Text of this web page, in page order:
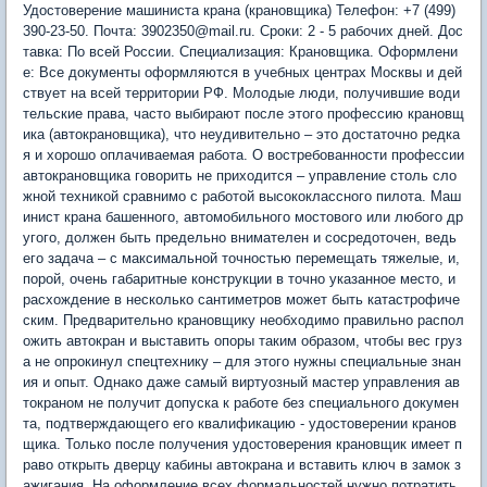
Удостоверение машиниста крана (крановщика) Телефон: +7 (499)
390-23-50. Почта: 3902350@mail.ru. Сроки: 2 - 5 рабочих дней. Дос
тавка: По всей России. Специализация: Крановщика. Оформлени
е: Все документы оформляются в учебных центрах Москвы и дей
ствует на всей территории РФ. Молодые люди, получившие води
тельские права, часто выбирают после этого профессию крановщ
ика (автокрановщика), что неудивительно – это достаточно редка
я и хорошо оплачиваемая работа. О востребованности профессии
автокрановщика говорить не приходится – управление столь сло
жной техникой сравнимо с работой высококлассного пилота. Маш
инист крана башенного, автомобильного мостового или любого др
угого, должен быть предельно внимателен и сосредоточен, ведь
его задача – с максимальной точностью перемещать тяжелые, и,
порой, очень габаритные конструкции в точно указанное место, и
расхождение в несколько сантиметров может быть катастрофиче
ским. Предварительно крановщику необходимо правильно распол
ожить автокран и выставить опоры таким образом, чтобы вес груз
а не опрокинул спецтехнику – для этого нужны специальные знан
ия и опыт. Однако даже самый виртуозный мастер управления ав
токраном не получит допуска к работе без специального докумен
та, подтверждающего его квалификацию - удостоверении кранов
щика. Только после получения удостоверения крановщик имеет п
раво открыть дверцу кабины автокрана и вставить ключ в замок з